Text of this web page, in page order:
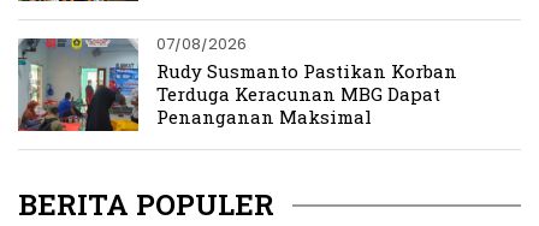
07/08/2026
Rudy Susmanto Pastikan Korban
Terduga Keracunan MBG Dapat
Penanganan Maksimal
BERITA POPULER